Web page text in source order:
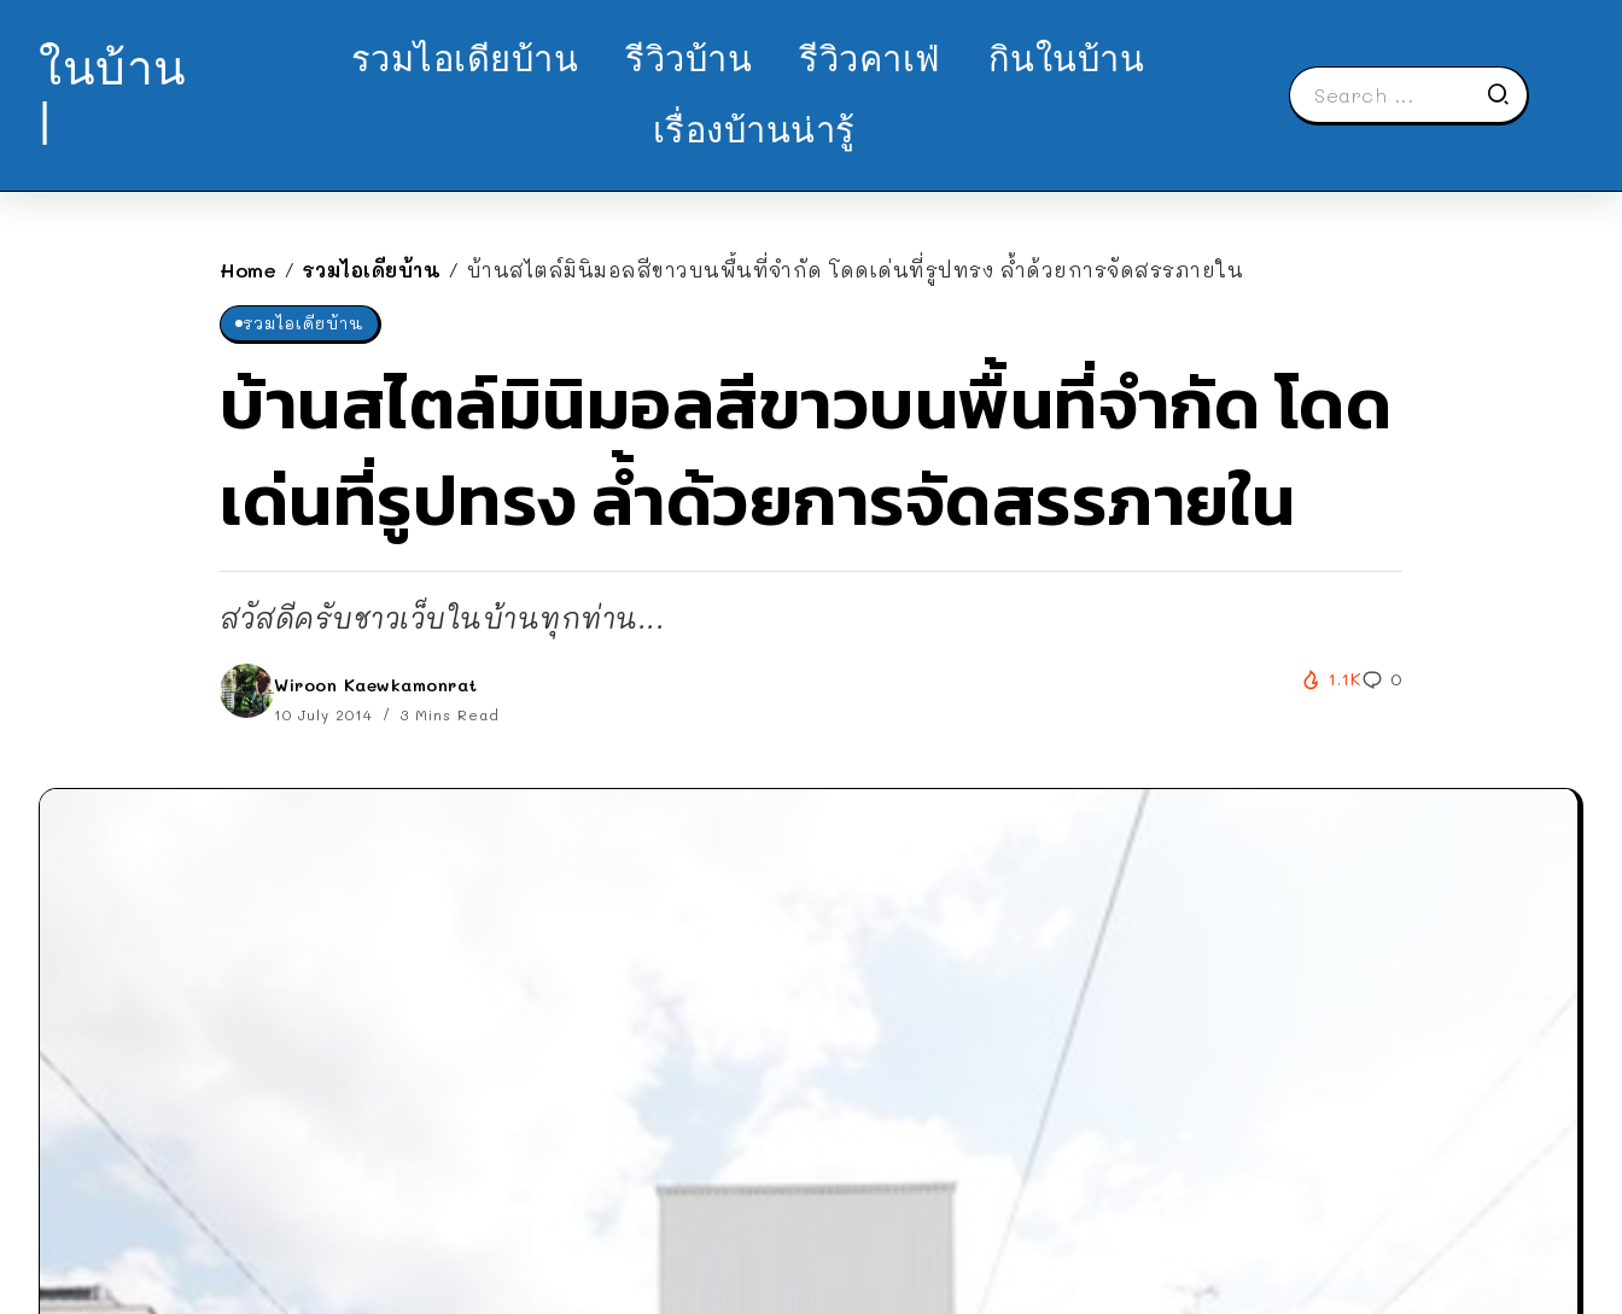
ในบ้าน
|
รวมไอเดียบ้าน รีวิวบ้าน รีวิวคาเฟ่
กินในบ้าน
เรื่องบ้านน่ารู้
Home / รวมไอเดียบ้าน / บ้านสไตล์มินิมอลสีขาวบนพื้นที่จำกัด โดดเด่นที่รูปทรง ล้ำด้วยการจัดสรรภายใน
รวมไอเดียบ้าน
บ้านสไตล์มินิมอลสีขาวบนพื้นที่จำกัด โดด
เด่นที่รูปทรง ล้ำด้วยการจัดสรรภายใน
สวัสดีครับชาวเว็บในบ้านทุกท่าน...
Wiroon Kaewkamonrat
10 July 2014 3 Mins Read
1.1K 0